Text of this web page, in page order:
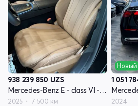
938 239 850 UZS
Mercedes-Benz E - class VI - поколение (W214, S214)
2025 7 500 км
Новый
1 051
2024